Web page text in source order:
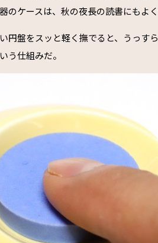
のケースは、秋の夜長の読書にもよく
円盤をスッと軽く撫でると、うっす
う仕組みだ。